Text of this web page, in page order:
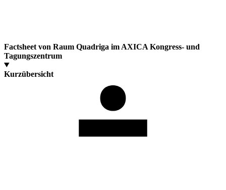
Factsheet von Raum Quadriga im AXICA Kongress- und
Tagungszentrum
Kurzübersicht